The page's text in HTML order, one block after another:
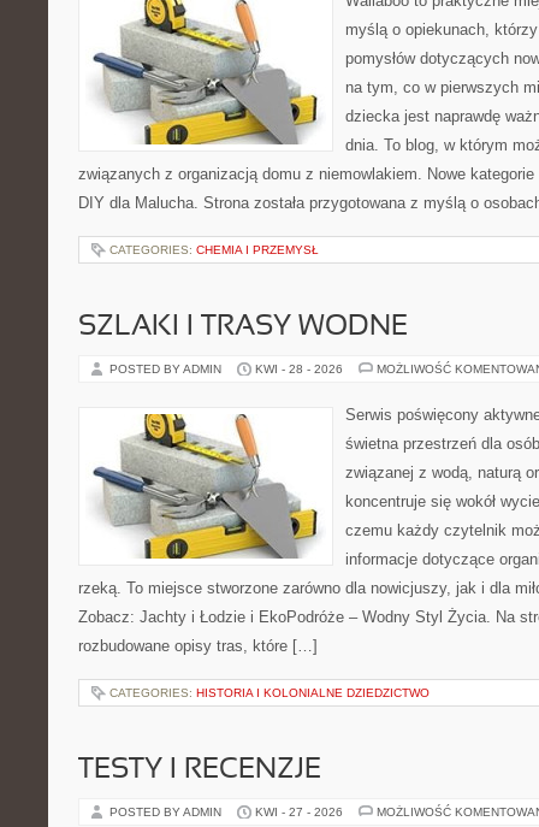
myślą o opiekunach,
pomysłów dotyczących
na tym, co w pierwszych
dziecka jest naprawdę
dnia. To blog, w którym
związanych z organizacją domu z niemowlakiem. Nowe
DIY dla Malucha. Strona została przygotowana z myślą o
CATEGORIES: CHEMIA I PRZEMYSŁ
SZLAKI I TRASY WODNE
POSTED BY ADMIN KWI - 28 - 2026 MOŻLIWOŚĆ
Serwis poświęcony
świetna przestrzeń dla
związanej z wodą, naturą
koncentruje się wokół
czemu każdy czytelnik
informacje dotyczące
rzeką. To miejsce stworzone zarówno dla nowicjuszy, jak i dla
Zobacz: Jachty i Łodzie i EkoPodróże – Wodny Styl Życia. Na
rozbudowane opisy tras, które […]
CATEGORIES: HISTORIA I KOLONIALNE DZIEDZICTWO
TESTY I RECENZJE
POSTED BY ADMIN KWI - 27 - 2026 MOŻLIWOŚĆ